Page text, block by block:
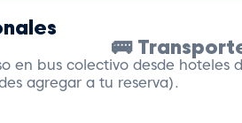
🚌
en bus colectivo desde hoteles
agregar a tu reserva).